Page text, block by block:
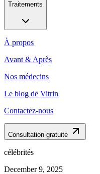
Traitements
À propos
Avant & Après
Nos médecins
Le blog de Vitrin
Contactez-nous
Consultation gratuite
célébrités
December 9, 2025